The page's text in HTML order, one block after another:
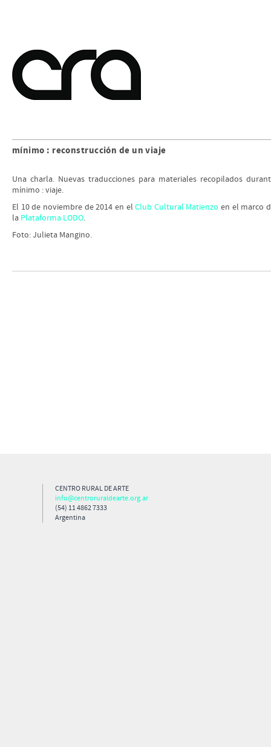
mínimo : reconstrucción de un viaje
Una charla. Nuevas traducciones para materiales recopilados
mínimo : viaje.
El 10 de noviembre de 2014 en elClub Cultural Matienzo en el marco
la Plataforma LODO.
Foto: Julieta Mangino.
CENTRO RURAL DE ARTE
info@centroruraldearte.org.ar
(54) 11 4862 7333
Argentina